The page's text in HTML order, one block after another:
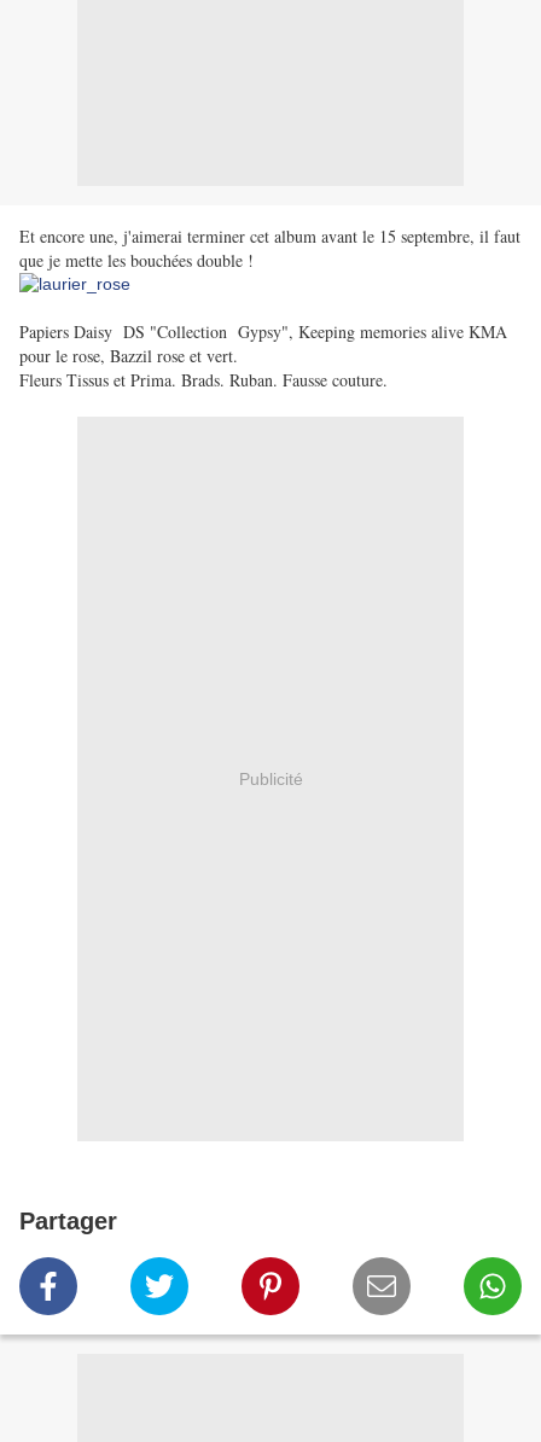
Et encore une, j'aimerai terminer cet album avant le 15 septembre, il faut
que je mette les bouchées double !
Papiers Daisy DS "Collection Gypsy", Keeping memories alive KMA
pour le rose, Bazzil rose et vert.
Fleurs Tissus et Prima. Brads. Ruban. Fausse couture.
Publicité
Partager